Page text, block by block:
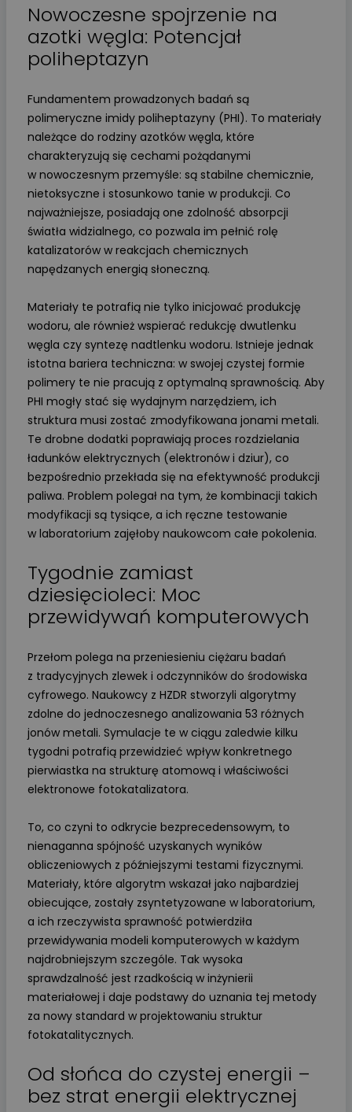
Nowoczesne spojrzenie na
azotki węgla: Potencjał
poliheptazyn
Fundamentem prowadzonych badań są
polimeryczne imidy poliheptazyny (PHI). To materiały
należące do rodziny azotków węgla, które
charakteryzują się cechami pożądanymi
w nowoczesnym przemyśle: są stabilne chemicznie,
nietoksyczne i stosunkowo tanie w produkcji. Co
najważniejsze, posiadają one zdolność absorpcji
światła widzialnego, co pozwala im pełnić rolę
katalizatorów w reakcjach chemicznych
napędzanych energią słoneczną.
Materiały te potrafią nie tylko inicjować produkcję
wodoru, ale również wspierać redukcję dwutlenku
węgla czy syntezę nadtlenku wodoru. Istnieje jednak
istotna bariera techniczna: w swojej czystej formie
polimery te nie pracują z optymalną sprawnością. Aby
PHI mogły stać się wydajnym narzędziem, ich
struktura musi zostać zmodyfikowana jonami metali.
Te drobne dodatki poprawiają proces rozdzielania
ładunków elektrycznych (elektronów i dziur), co
bezpośrednio przekłada się na efektywność produkcji
paliwa. Problem polegał na tym, że kombinacji takich
modyfikacji są tysiące, a ich ręczne testowanie
w laboratorium zajęłoby naukowcom całe pokolenia.
Tygodnie zamiast
dziesięcioleci: Moc
przewidywań komputerowych
Przełom polega na przeniesieniu ciężaru badań
z tradycyjnych zlewek i odczynników do środowiska
cyfrowego. Naukowcy z HZDR stworzyli algorytmy
zdolne do jednoczesnego analizowania 53 różnych
jonów metali. Symulacje te w ciągu zaledwie kilku
tygodni potrafią przewidzieć wpływ konkretnego
pierwiastka na strukturę atomową i właściwości
elektronowe fotokatalizatora.
To, co czyni to odkrycie bezprecedensowym, to
nienaganna spójność uzyskanych wyników
obliczeniowych z późniejszymi testami fizycznymi.
Materiały, które algorytm wskazał jako najbardziej
obiecujące, zostały zsyntetyzowane w laboratorium,
a ich rzeczywista sprawność potwierdziła
przewidywania modeli komputerowych w każdym
najdrobniejszym szczególe. Tak wysoka
sprawdzalność jest rzadkością w inżynierii
materiałowej i daje podstawy do uznania tej metody
za nowy standard w projektowaniu struktur
fotokatalitycznych.
Od słońca do czystej energii –
bez strat energii elektrycznej